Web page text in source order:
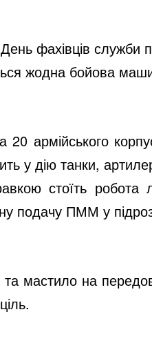
День фахівців
жодна бойова
20 армійського
у дію танки,
стоїть робота
подачу ПММ у
та мастило на